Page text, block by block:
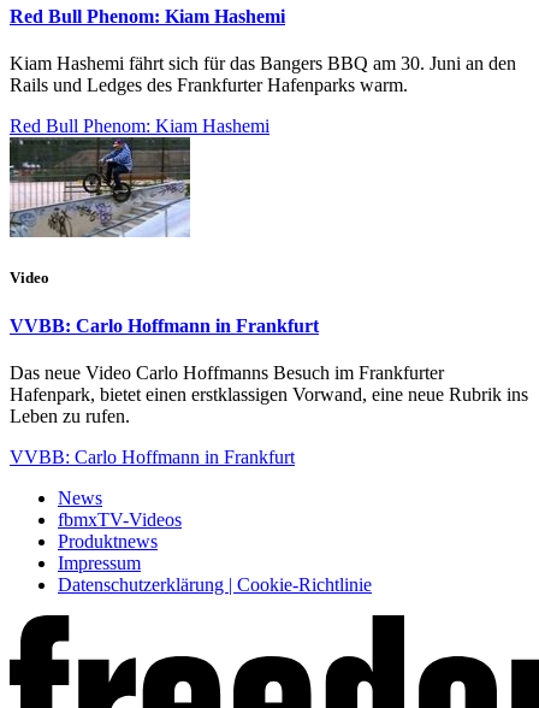
Red Bull Phenom: Kiam Hashemi
Kiam Hashemi fährt sich für das Bangers BBQ am 30. Juni an den
Rails und Ledges des Frankfurter Hafenparks warm.
Red Bull Phenom: Kiam Hashemi
Video
VVBB: Carlo Hoffmann in Frankfurt
Das neue Video Carlo Hoffmanns Besuch im Frankfurter
Hafenpark, bietet einen erstklassigen Vorwand, eine neue Rubrik ins
Leben zu rufen.
VVBB: Carlo Hoffmann in Frankfurt
News
fbmxTV-Videos
Produktnews
Impressum
Datenschutzerklärung | Cookie-Richtlinie